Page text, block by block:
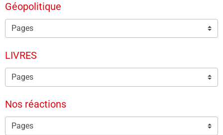
Géopolitique
LIVRES
Nos réactions